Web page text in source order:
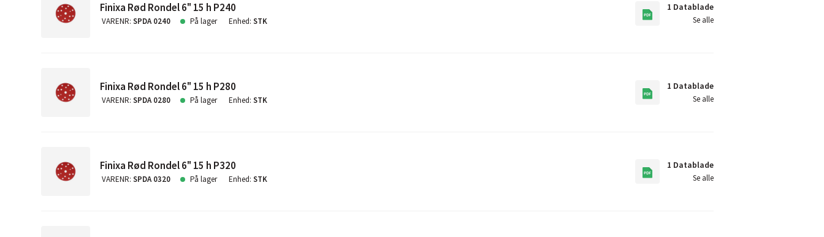
Finixa Rød Rondel 6" 15 h P240
VARENR:SPDA 0240 På lager Enhed:STK
1 Datablade
Se alle
Finixa Rød Rondel 6" 15 h P280
VARENR:SPDA 0280 På lager Enhed:STK
1 Datablade
Se alle
Finixa Rød Rondel 6" 15 h P320
VARENR:SPDA 0320 På lager Enhed:STK
1 Datablade
Se alle